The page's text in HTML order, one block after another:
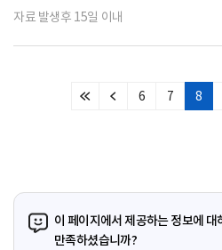
자료 발생후 15일 이내
처
이
6 7 8
이 페이지에서 제공하는 정보에 대
만족하셨습니까?